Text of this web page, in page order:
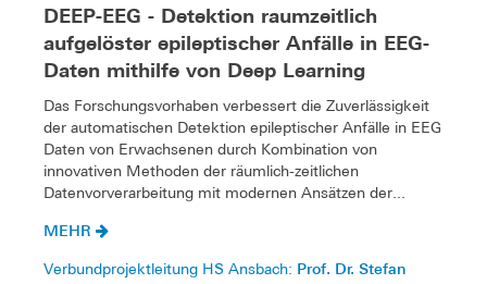
DEEP-EEG - Detektion raumzeitlich
aufgelöster epileptischer Anfälle in EEG-
Daten mithilfe von Deep Learning
Das Forschungsvorhaben verbessert die Zuverlässigkeit
der automatischen Detektion epileptischer Anfälle in EEG
Daten von Erwachsenen durch Kombination von
innovativen Methoden der räumlich-zeitlichen
Datenvorverarbeitung mit modernen Ansätzen der...
MEHR
Verbundprojektleitung HS Ansbach: Prof. Dr. Stefan